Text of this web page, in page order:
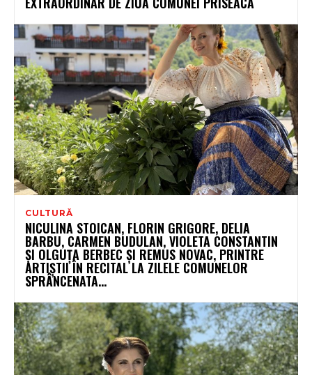
CULTURĂ
NICULINA STOICAN, FLORIN GRIGORE, DELIA
BARBU, CARMEN BUDULAN, VIOLETA CONSTANTIN
ȘI OLGUȚA BERBEC ȘI REMUS NOVAC, PRINTRE
ARTIȘTII ÎN RECITAL LA ZILELE COMUNELOR
SPRÂNCENATA...